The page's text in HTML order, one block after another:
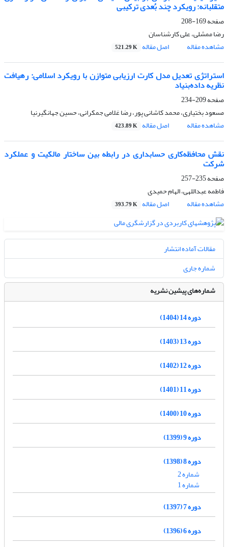
متقلبانه: رویکرد چند بُعدی ترکیبی
صفحه169-208
رضا ممشلی، علی کارشناسان
مشاهده مقاله
اصل مقاله 521.29 K
استراتژی تعدیل مدل کارت ارزیابی متوازن با رویکرد اسلامی: رهیافت
نظریه داده‌بنیاد
صفحه209-234
مسعود بختیاری، محمد کاشانی پور، رضا غلامی جمکرانی، حسین جهانگیرنیا
مشاهده مقاله
اصل مقاله 423.89 K
نقش محافظه‌کاری حسابداری در رابطه بین ساختار مالکیت و عملکرد
شرکت
صفحه235-257
فاطمه عبداللهی، الهام حمیدی
مشاهده مقاله
اصل مقاله 393.79 K
مقالات آماده انتشار
شماره جاری
شماره‌های پیشین نشریه
دوره 14 (1404)
دوره 13 (1403)
دوره 12 (1402)
دوره 11 (1401)
دوره 10 (1400)
دوره 9 (1399)
دوره 8 (1398)
شماره 2
شماره 1
دوره 7 (1397)
دوره 6 (1396)